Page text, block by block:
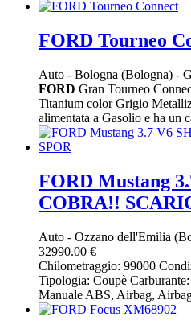
FORD Tourneo
Auto - Bologna (Bologna) -
FORD Gran Tourneo
Titanium color Grigio
alimentata a Gasolio e ha un
FORD Mustang
COBRA!!
Auto - Ozzano dell'Emilia
32990.00 €
Chilometraggio: 99000
Tipologia: Coupè
Manuale ABS, Airbag,